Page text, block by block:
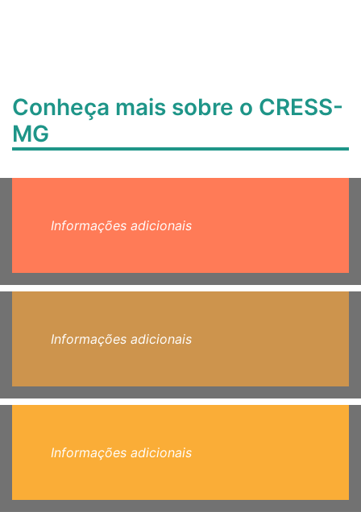
Conheça mais sobre o CRESS-
MG
Informações adicionais
Informações adicionais
Informações adicionais